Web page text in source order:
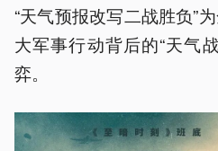
“天气预报改写二战胜负”
大军事行动背后的“天气
弈。